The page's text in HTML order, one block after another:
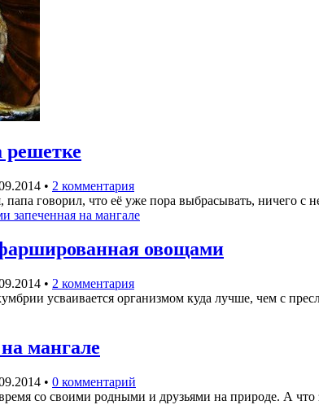
решетке
• 2 комментария
папа говорил, что её уже пора выбрасывать, ничего
овощами
• 2 комментария
усваивается организмом куда лучше, чем с
мангале
• 0 комментарий
со своими родными и друзьями на природе. А что